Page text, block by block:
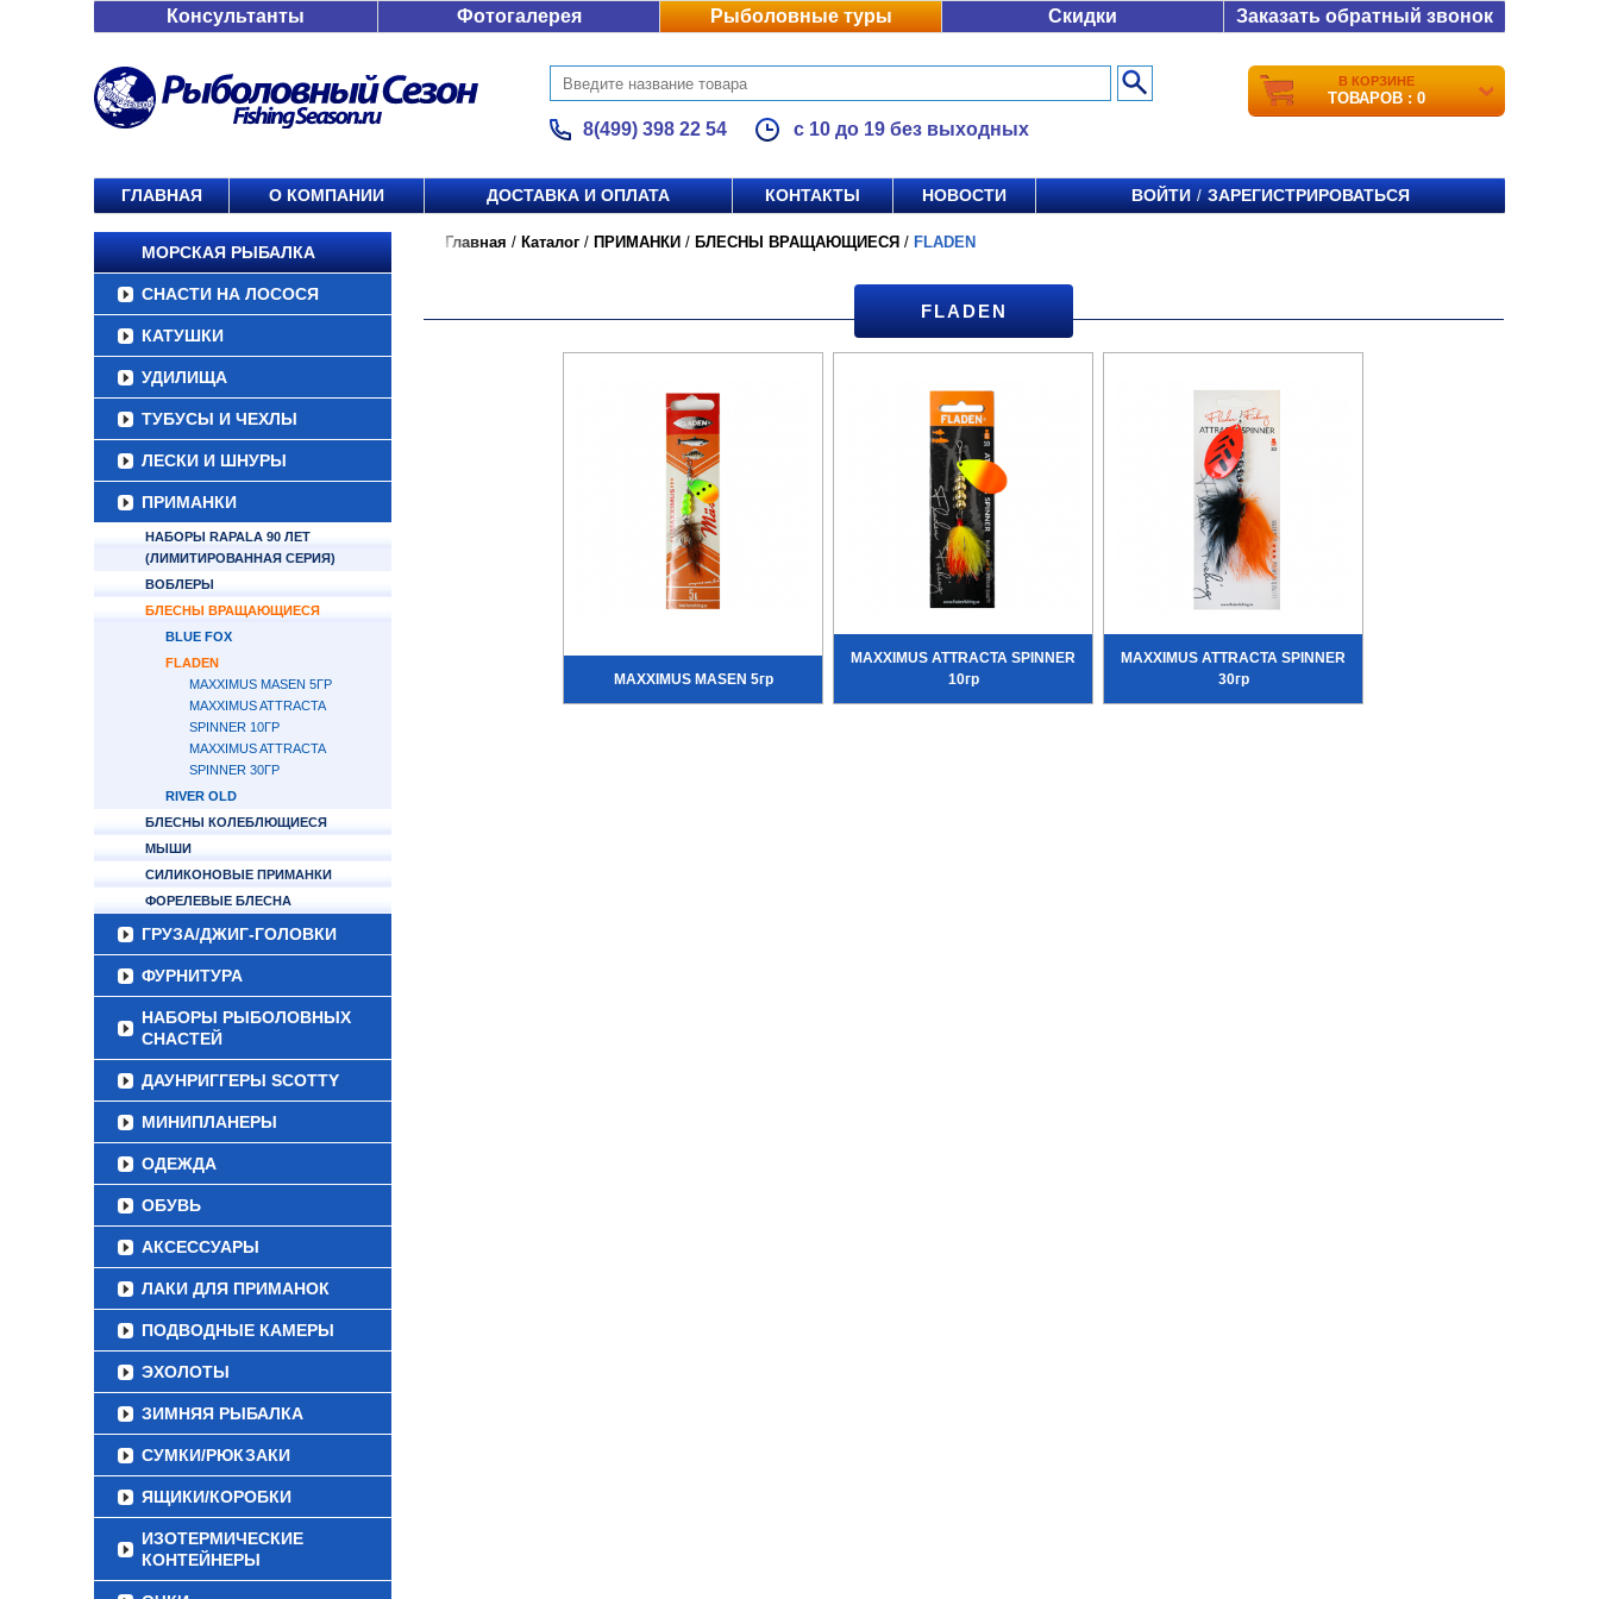
Консультанты Фотогалерея Рыболовные туры Скидки Заказать обратный звонок
8(499) 398 22 54 с 10 до 19 без выходных
В КОРЗИНЕ
ТОВАРОВ : 0
ГЛАВНАЯ О КОМПАНИИ ДОСТАВКА И ОПЛАТА КОНТАКТЫ НОВОСТИ ВОЙТИ / ЗАРЕГИСТРИРОВАТЬСЯ
МОРСКАЯ РЫБАЛКА
СНАСТИ НА ЛОСОСЯ
КАТУШКИ
УДИЛИЩА
ТУБУСЫ И ЧЕХЛЫ
ЛЕСКИ И ШНУРЫ
ПРИМАНКИ
НАБОРЫ RAPALA 90 ЛЕТ
(ЛИМИТИРОВАННАЯ СЕРИЯ)
ВОБЛЕРЫ
БЛЕСНЫ ВРАЩАЮЩИЕСЯ
BLUE FOX
FLADEN
MAXXIMUS MASEN 5ГР
MAXXIMUS ATTRACTA
SPINNER 10ГР
MAXXIMUS ATTRACTA
SPINNER 30ГР
RIVER OLD
БЛЕСНЫ КОЛЕБЛЮЩИЕСЯ
МЫШИ
СИЛИКОНОВЫЕ ПРИМАНКИ
ФОРЕЛЕВЫЕ БЛЕСНА
ГРУЗА/ДЖИГ-ГОЛОВКИ
ФУРНИТУРА
НАБОРЫ РЫБОЛОВНЫХ
СНАСТЕЙ
ДАУНРИГГЕРЫ SCOTTY
МИНИПЛАНЕРЫ
ОДЕЖДА
ОБУВЬ
АКСЕССУАРЫ
ЛАКИ ДЛЯ ПРИМАНОК
ПОДВОДНЫЕ КАМЕРЫ
ЭХОЛОТЫ
ЗИМНЯЯ РЫБАЛКА
СУМКИ/РЮКЗАКИ
ЯЩИКИ/КОРОБКИ
ИЗОТЕРМИЧЕСКИЕ
КОНТЕЙНЕРЫ
Главная / Каталог / ПРИМАНКИ / БЛЕСНЫ ВРАЩАЮЩИЕСЯ / FLADEN
FLADEN
MAXXIMUS MASEN 5гр
MAXXIMUS ATTRACTA SPINNER
10гр
MAXXIMUS ATTRACTA SPINNER
30гр